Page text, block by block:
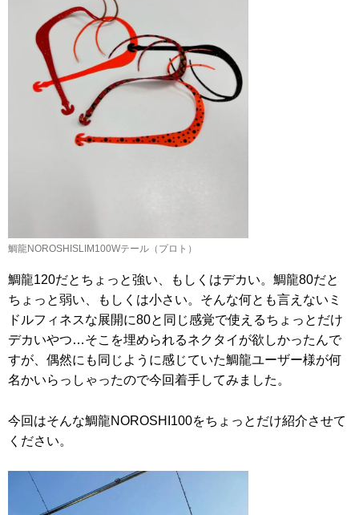
鯛龍NOROSHISLIM100Wテール（プロト）
鯛龍120だとちょっと強い、もしくはデカい。鯛龍80だと
ちょっと弱い、もしくは小さい。そんな何とも言えないミ
ドルフィネスな展開に80と同じ感覚で使えるちょっとだけ
デカいやつ…そこを埋められるネクタイが欲しかったんで
すが、偶然にも同じように感じていた鯛龍ユーザー様が何
名かいらっしゃったので今回着手してみました。
今回はそんな鯛龍NOROSHI100をちょっとだけ紹介させて
ください。